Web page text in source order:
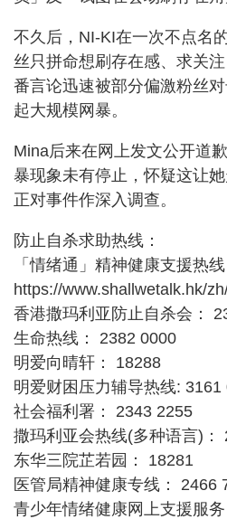
不久后，NI-KI在一次不点名
丝只拼命想刷存在感、求关
番言论迅速被部分偏激粉丝
起大规模网暴。
Mina后来在网上发文公开道
暴现象未有停止，怀疑这让
正对事件作深入调查。
防止自杀求助热线：
「情绪通」精神健康支援热
https://www.shallwetalk.hk/
香港撒玛利亚防止自杀会：
生命热线： 2382 0000
明爱向晴轩： 18288
明爱财困压力辅导热线: 3161
社会福利署： 2343 2255
撒玛利亚会热线(多种语言)：
东华三院芷若园： 18281
医管局精神健康专线： 2466
青少年情绪健康网上支援服务